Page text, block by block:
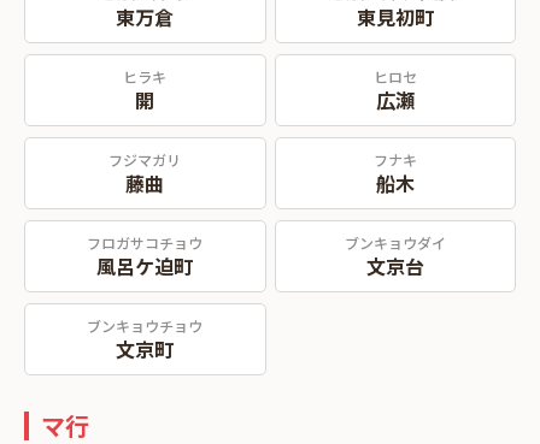
東万倉 東見初町
ヒラキ
開
ヒロセ
広瀬
フジマガリ
藤曲
フナキ
船木
フロガサコチョウ
風呂ケ迫町
ブンキョウダイ
文京台
ブンキョウチョウ
文京町
マ行